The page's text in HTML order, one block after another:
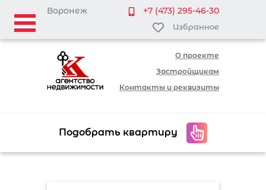
Воронеж +7 (473) 295-46-30
Избранное
О проекте
Застройщикам
Контакты и реквизиты
Подобрать квартиру